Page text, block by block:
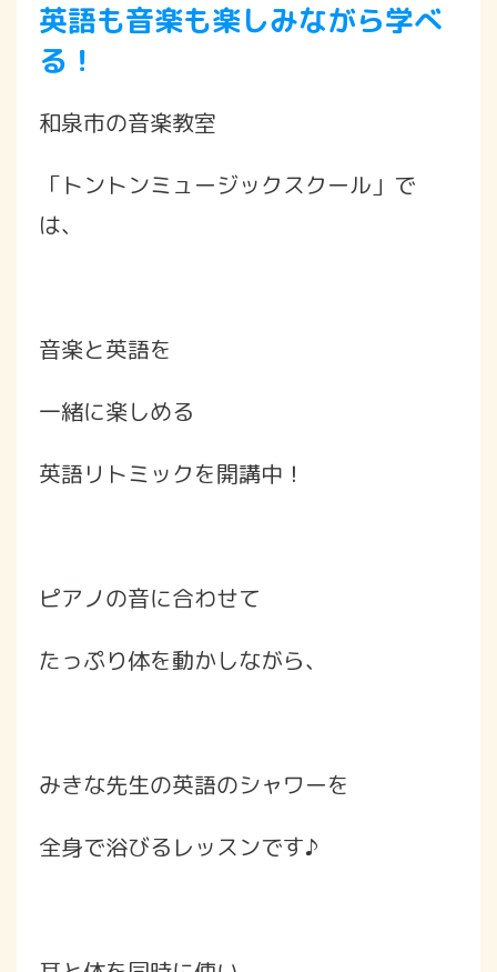
英語も音楽も楽しみながら学べ
る！
和泉市の音楽教室
「トントンミュージックスクール」で
は、
音楽と英語を
一緒に楽しめる
英語リトミックを開講中！
ピアノの音に合わせて
たっぷり体を動かしながら、
みきな先生の英語のシャワーを
全身で浴びるレッスンです♪